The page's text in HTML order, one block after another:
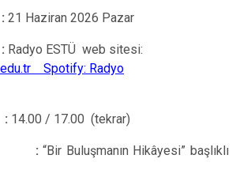
21 Haziran 2026 Pazar
Radyo ESTÜ web sitesi:
Spotify: Radyo
14.00 / 17.00 (tekrar)
: “Bir Buluşmanın Hikâyesi” başlıklı